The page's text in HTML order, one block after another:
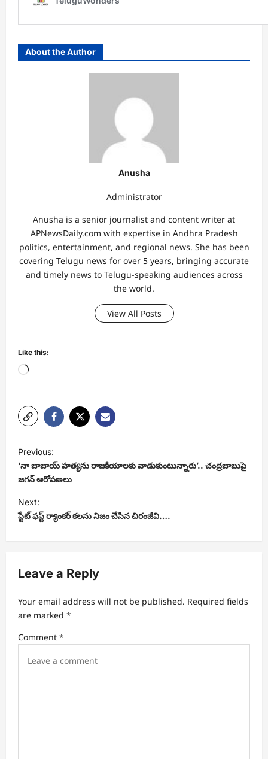
About the Author
Anusha
Administrator
Anusha is a senior journalist and content writer at
APNewsDaily.com with expertise in Andhra Pradesh
politics, entertainment, and regional news. She has been
covering Telugu news for over 5 years, bringing accurate
and timely news to Telugu-speaking audiences across
the world.
View All Posts
Like this:
Loading…
P
o
s
t
n
a
i
a
t
i
Previous:
‘నా బాబాయ్ హత్యను రాజకీయాలకు వాడుకుంటున్నారు’.. చంద్రబాబుపై
జగన్ ఆరోపణలు
Next:
స్టేట్ ఫస్ట్ ర్యాంకర్ కలను నిజం చేసిన చిరంజీవి….
Leave a Reply
Your email address will not be published. Required fields
are marked *
Comment *